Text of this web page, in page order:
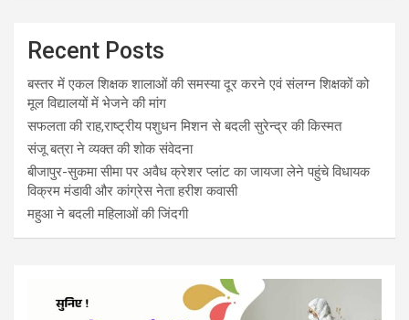
Recent Posts
बस्तर में एकल शिक्षक शालाओं की समस्या दूर करने एवं संलग्न शिक्षकों को
मूल विद्यालयों में भेजने की मांग
सफलता की राह,राष्ट्रीय पशुधन मिशन से बदली सुरेन्द्र की किस्मत
संजू बत्रा ने व्यक्त की शोक संवेदना
बीजापुर-सुकमा सीमा पर अवैध क्रेशर प्लांट का जायजा लेने पहुंचे विधायक
विक्रम मंडावी और कांग्रेस नेता हरीश कवासी
महुआ ने बदली महिलाओं की जिंदगी